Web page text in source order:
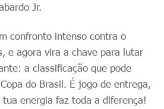
Jr.
confronto intenso contra o
e agora vira a chave para lutar
a classificação que pode
do Brasil. É jogo de entrega,
energia faz toda a diferença!